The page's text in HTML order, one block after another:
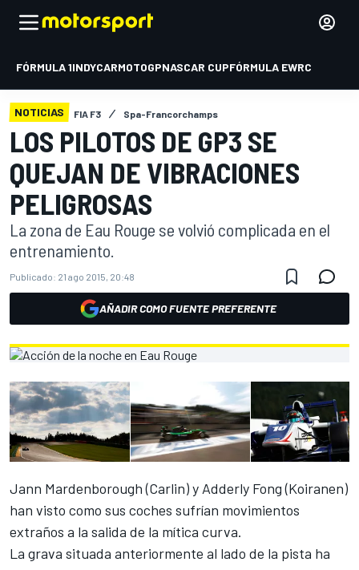
FÓRMULA 1INDYCARMOTOGPNASCAR CUPFÓRMULA EWRC
NOTICIAS FIA F3 Spa-Francorchamps
LOS PILOTOS DE GP3 SE
QUEJAN DE VIBRACIONES
PELIGROSAS
La zona de Eau Rouge se volvió complicada en el
entrenamiento.
Publicado: 21 ago 2015, 20:48
AÑADIR COMO FUENTE PREFERENTE
Jann Mardenborough (Carlin) y Adderly Fong (Koiranen)
han visto como sus coches sufrían movimientos
extraños a la salida de la mítica curva.
La grava situada anteriormente al lado de la pista ha